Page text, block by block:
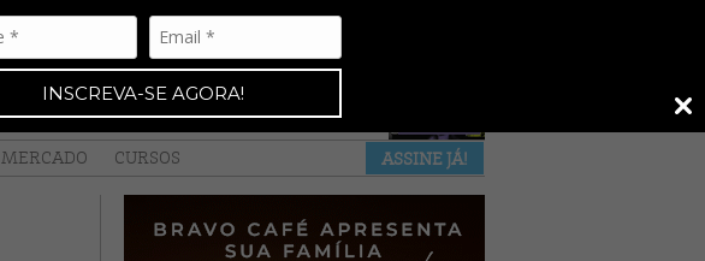
INSCREVA-SE AGORA!
•NAS BANCAS
MERCADO ASSINE JÁ!
CURSOS